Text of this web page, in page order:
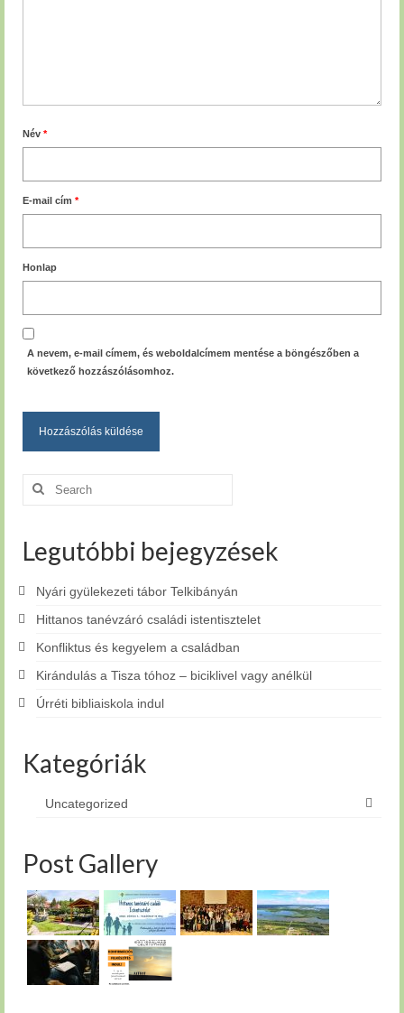
Név *
E-mail cím *
Honlap
A nevem, e-mail címem, és weboldalcímem mentése a böngészőben a
következő hozzászólásomhoz.
Search
Legutóbbi bejegyzések
Nyári gyülekezeti tábor Telkibányán
Hittanos tanévzáró családi istentisztelet
Konfliktus és kegyelem a családban
Kirándulás a Tisza tóhoz – biciklivel vagy anélkül
Úrréti bibliaiskola indul
Kategóriák
Uncategorized
Post Gallery